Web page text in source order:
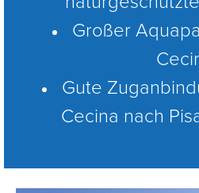
Großer
Gute
Cecina nach